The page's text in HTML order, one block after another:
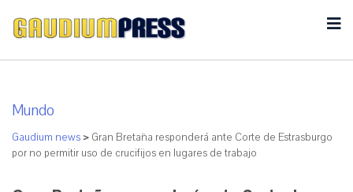
Mundo
Gaudium news > Gran Bretaña responderá ante Corte de Estrasburgo
por no permitir uso de crucifijos en lugares de trabajo